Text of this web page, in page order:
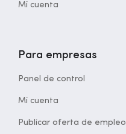
Mi cuenta
Para empresas
Panel de control
Mi cuenta
Publicar oferta de empleo